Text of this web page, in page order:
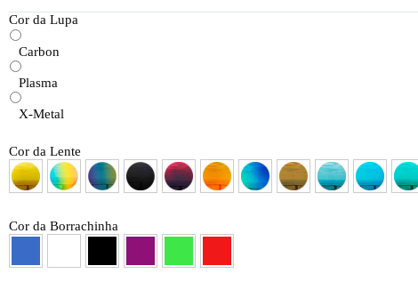
Cor da Lupa
Carbon
Plasma
X-Metal
Cor da Lente
Cor da Borrachinha